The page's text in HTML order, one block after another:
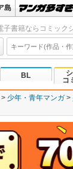
島
書籍ならコミック
BL
コ
少年・青年マンガ